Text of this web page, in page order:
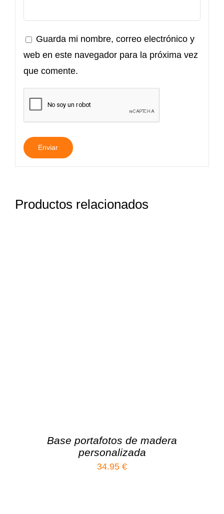
Guarda mi nombre, correo electrónico y
web en este navegador para la próxima vez
que comente.
Productos relacionados
Base portafotos de madera
personalizada
34.95 €